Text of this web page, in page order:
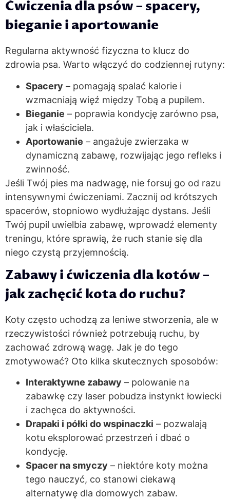
Ćwiczenia dla psów – spacery,
bieganie i aportowanie
Regularna aktywność fizyczna to klucz do
zdrowia psa. Warto włączyć do codziennej rutyny:
Spacery – pomagają spalać kalorie i
wzmacniają więź między Tobą a pupilem.
Bieganie – poprawia kondycję zarówno psa,
jak i właściciela.
Aportowanie – angażuje zwierzaka w
dynamiczną zabawę, rozwijając jego refleks i
zwinność.
Jeśli Twój pies ma nadwagę, nie forsuj go od razu
intensywnymi ćwiczeniami. Zacznij od krótszych
spacerów, stopniowo wydłużając dystans. Jeśli
Twój pupil uwielbia zabawę, wprowadź elementy
treningu, które sprawią, że ruch stanie się dla
niego czystą przyjemnością.
Zabawy i ćwiczenia dla kotów –
jak zachęcić kota do ruchu?
Koty często uchodzą za leniwe stworzenia, ale w
rzeczywistości również potrzebują ruchu, by
zachować zdrową wagę. Jak je do tego
zmotywować? Oto kilka skutecznych sposobów:
Interaktywne zabawy – polowanie na
zabawkę czy laser pobudza instynkt łowiecki
i zachęca do aktywności.
Drapaki i półki do wspinaczki – pozwalają
kotu eksplorować przestrzeń i dbać o
kondycję.
Spacer na smyczy – niektóre koty można
tego nauczyć, co stanowi ciekawą
alternatywę dla domowych zabaw.